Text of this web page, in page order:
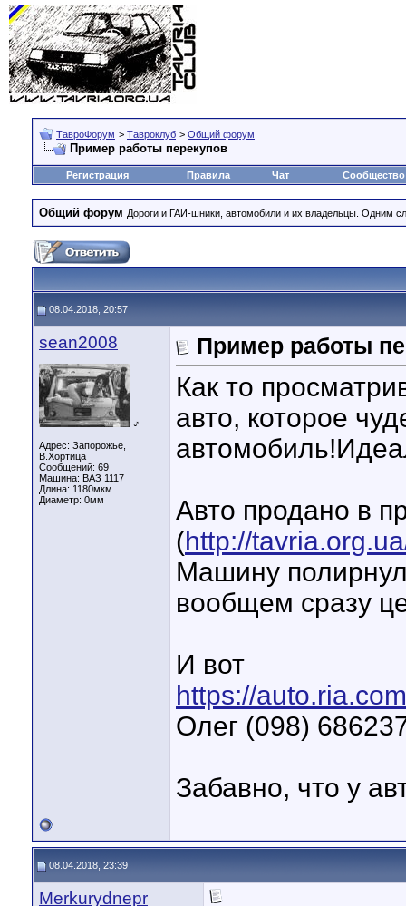
ТавроФорум > Тавроклуб > Общий форум
Пример работы перекупов
Регистрация Правила Чат Сообщество
Общий форум Дороги и ГАИ-шники, автомобили и их владельцы. Одним
08.04.2018, 20:57
sean2008
♂
Адрес: Запорожье,
В.Хортица
Сообщений: 69
Машина: ВАЗ 1117
Длина: 1180мкм
Диаметр: 0мм
Пример работы
Как то
авто, которое
Авто продано в
(http://
Машину
вообщем сразу
И вот
https://
Олег (098)
Забавно, что у
08.04.2018, 23:39
Merkurydnepr